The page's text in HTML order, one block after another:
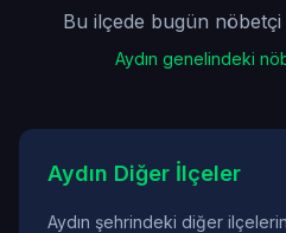
Bu ilçede bugün nöbetçi
Aydın genelindeki
Aydın Diğer İlçeler
Aydın şehrindeki diğer